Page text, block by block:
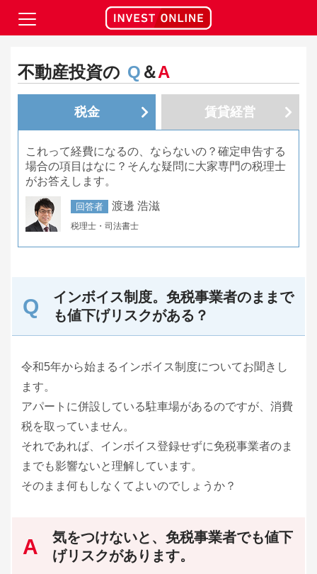
不動産投資の Q ＆A
税金 賃貸経営
これって経費になるの、ならないの？確定申告する
場合の項目はなに？そんな疑問に大家専門の税理士
がお答えします。
回答者 渡邊 浩滋
税理士・司法書士
インボイス制度。免税事業者のままで
も値下げリスクがある？
令和5年から始まるインボイス制度についてお聞きし
ます。
アパートに併設している駐車場があるのですが、消費
税を取っていません。
それであれば、インボイス登録せずに免税事業者のま
までも影響ないと理解しています。
そのまま何もしなくてよいのでしょうか？
気をつけないと、免税事業者でも値下
げリスクがあります。